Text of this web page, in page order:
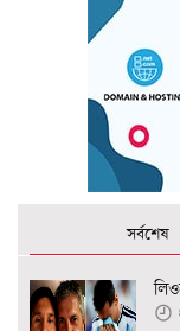
সর্বশেষ